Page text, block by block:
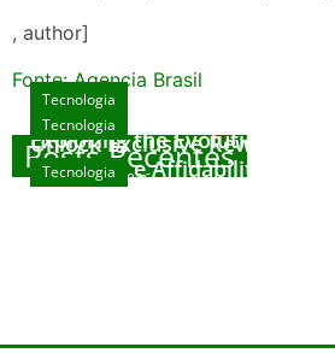
, author]
Fonte: Agencia Brasil
Posts Recentes
Tecnologia
Exploring the Evolution of
agosto 7, 2026
Tecnologia
Unlock Exclusive Rewards at
House
Tecnologia
Sicurezza e Affidabilità di Mr
Wares
Tecnologia